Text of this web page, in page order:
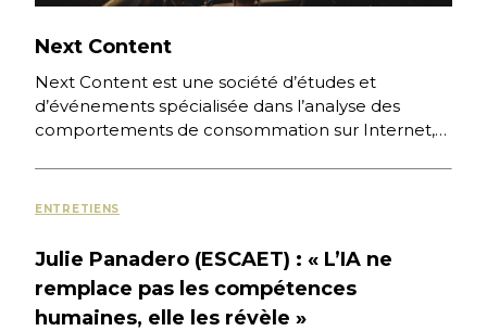
Next Content
Next Content est une société d’études et
d’événements spécialisée dans l’analyse des
comportements de consommation sur Internet,
ENTRETIENS
Julie Panadero (ESCAET) : « L’IA ne
remplace pas les compétences
humaines, elle les révèle »